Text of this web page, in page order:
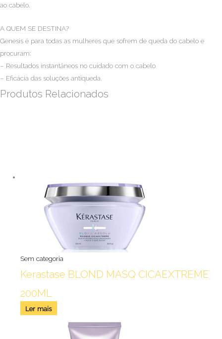
ao cabelo.
A QUEM SE DESTINA?
Genesis é para todas as mulheres que sofrem de queda do cabelo e
procuram:
– Resultados instantâneos no cuidado com o cabelo
– Eficácia das soluções antiqueda.
Produtos Relacionados
Sem categoria
Kerastase BLOND MASQ CICAEXTREME
200ML
Ler mais